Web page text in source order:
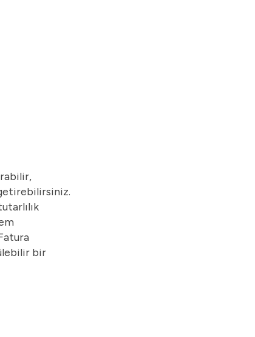
bir